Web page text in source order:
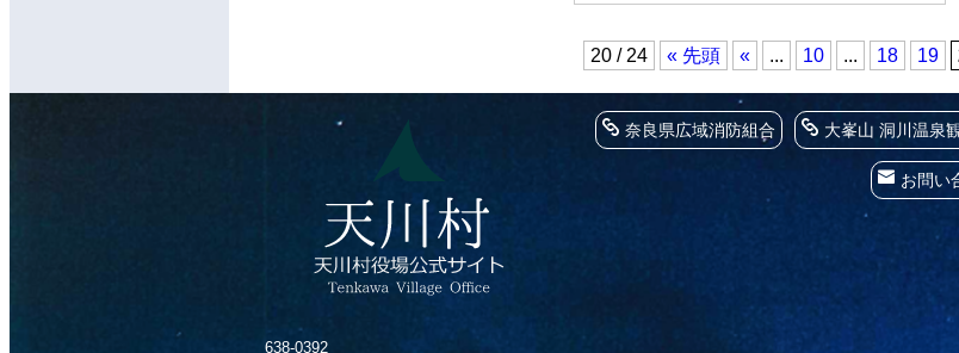
20 / 24 « 先頭 « ... 10 ... 18 19
638-0392
大峯山 洞川温泉
奈良県広域消防組合
お問い